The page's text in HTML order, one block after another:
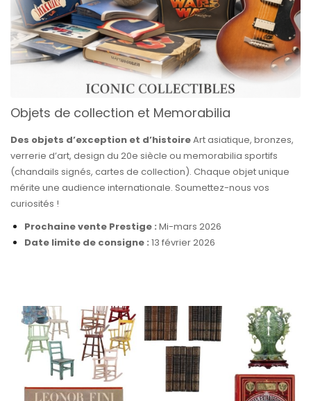
Objets de collection et Memorabilia
Des objets d’exception et d’histoireArt asiatique, bronzes,
verrerie d’art, design du 20e siècle ou memorabilia sportifs
(chandails signés, cartes de collection). Chaque objet unique
mérite une audience internationale. Soumettez-nous vos
curiosités !
Prochaine vente Prestige : Mi-mars 2026
Date limite de consigne : 13 février 2026